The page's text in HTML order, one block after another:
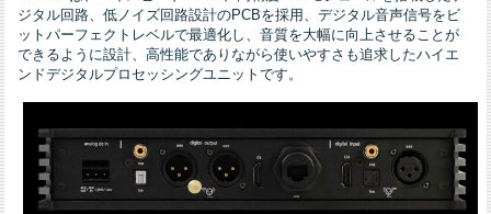
ジタル回路、低ノイズ回路設計のPCBを採用、デジタル音声信号をビ
ットパーフェクトレベルで最適化し、音質を大幅に向上させることが
できるように設計、高性能でありながら使いやすさも追求したハイエ
ンドデジタルプロセッシングユニットです。